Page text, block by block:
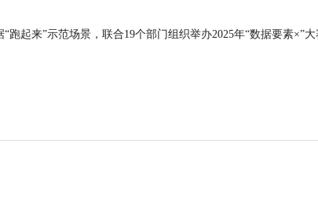
起来”示范场景，联合19个部门组织举办2025年“数据要素×”大